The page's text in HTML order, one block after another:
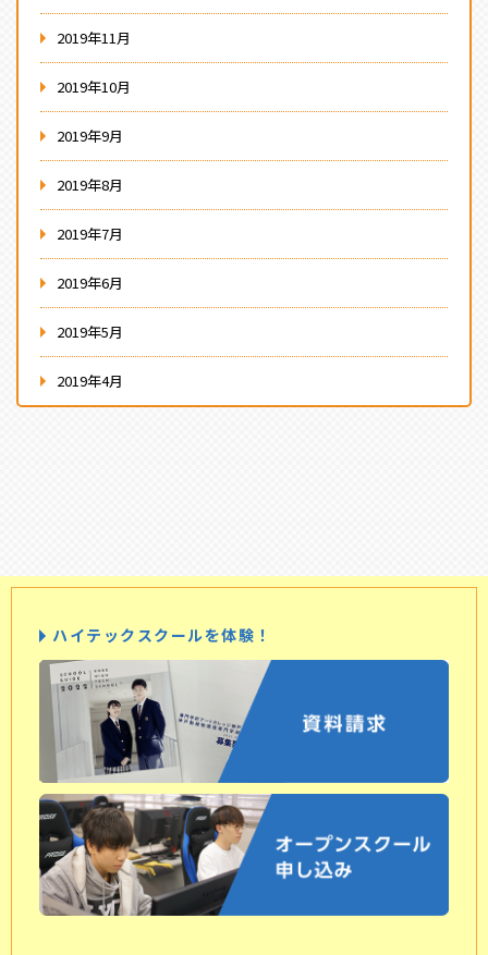
2019年11月
2019年10月
2019年9月
2019年8月
2019年7月
2019年6月
2019年5月
2019年4月
ハイテックスクールを体験！